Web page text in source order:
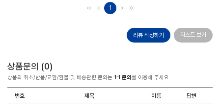
1
리뷰 작성하기 리스트 보기
상품문의 (0)
상품의 취소/반품/교환/환불 및 배송관련 문의는 1:1 문의를 이용해 주세요.
번호 제목 이름 답변